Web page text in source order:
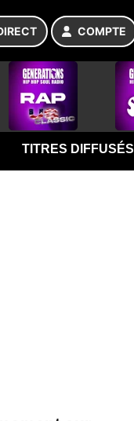
COMPTE
TITRES DIFFUSÉS